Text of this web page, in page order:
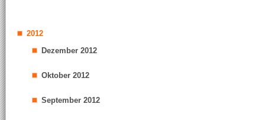
2012
Dezember 2012
Oktober 2012
September 2012